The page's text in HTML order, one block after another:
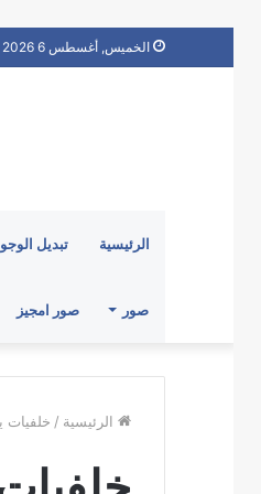
الخميس, أغسطس 6 2026
الرئيسية تبديل
صور صور امجيز
الرئيسية / خلفيات